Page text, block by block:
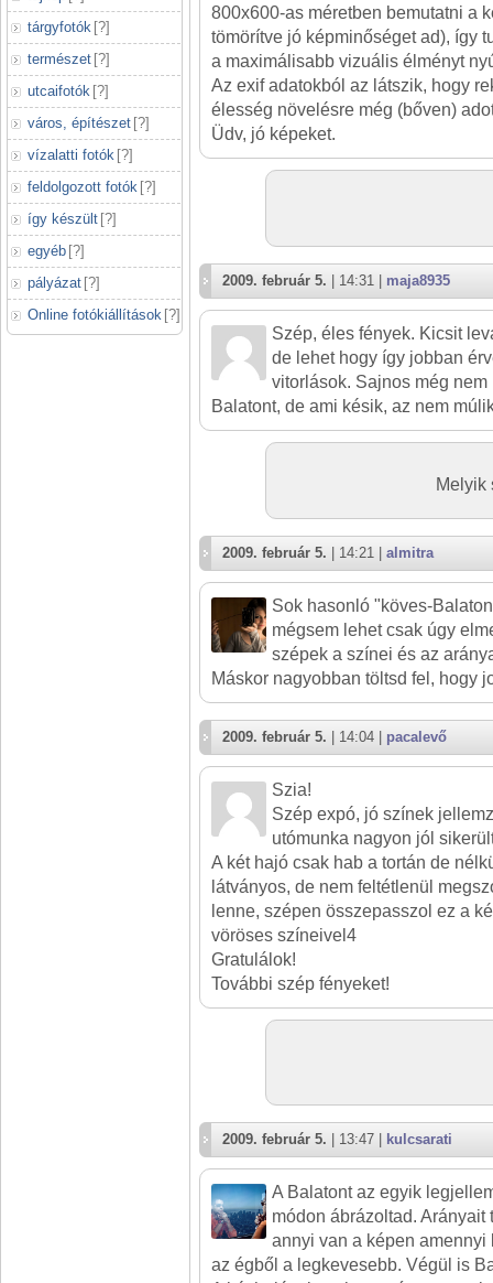
tárgyfotók [?]
természet [?]
utcaifotók [?]
város, építészet [?]
vízalatti fotók [?]
feldolgozott fotók [?]
így készült [?]
egyéb [?]
pályázat [?]
Online fotókiállítások [?]
800x600-as méretben bemutatni a
tömörítve jó képminőséget ad), így
a maximálisabb vizuális élményt
Az exif adatokból az látszik, hogy
élesség növelésre még (bőven)
Üdv, jó képeket.
2009. február 5. | 14:31 | maja8935
Szép, éles fények. Kicsit
de lehet hogy így jobban
vitorlások. Sajnos még
Balatont, de ami késik, az nem
Melyik
2009. február 5. | 14:21 | almitra
Sok hasonló "köves-
mégsem lehet csak úgy
szépek a színei és az
Máskor nagyobban töltsd fel, hogy
2009. február 5. | 14:04 | pacalevő
Szia!
Szép expó, jó színek
utómunka nagyon jól
A két hajó csak hab a tortán de
látványos, de nem feltétlenül
lenne, szépen összepasszol ez a
vöröses színeivel4
Gratulálok!
További szép fényeket!
2009. február 5. | 13:47 | kulcsarati
A Balatont az egyik
módon ábrázoltad.
annyi van a képen amennyi
az égből a legkevesebb. Végül is